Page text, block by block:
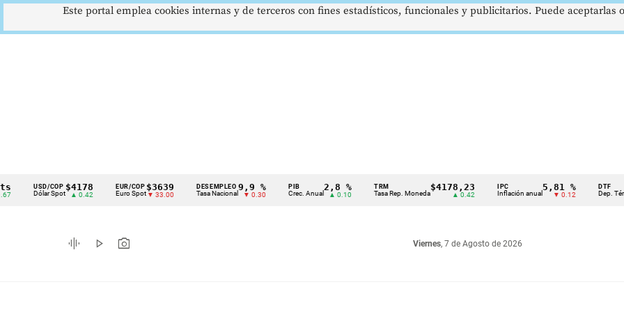
Cintillo
indicadores
económicos
USD/COP
Dólar Spot
$4178
▲ 0.42
EUR/COP
Euro Spot
$3639
▼ 33.00
DESEMPLEO
Tasa Nacional
9,9 %
▼ 0.30
PIB
Crec. Anual
2,8 %
▲ 0.10
TRM
Tasa Rep. Moneda
$4178,23
▲ 0.42
IPC
Inflación anual
5,81 %
▼ 0.12
DTF
Dep. Término
graphic_eq play_arrow photo_camera Viernes, 7 de Agosto de 2026
Este portal emplea cookies internas y de terceros con fines estadísticos, funcionales y publicitarios. Puede aceptarlas